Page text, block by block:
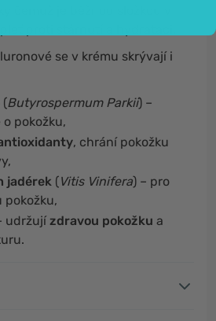
se v krému skrývají i
(Butyrospermum Parkii) –
pokožku,
, chrání pokožku
jadérek (Vitis Vinifera) – pro
pokožku,
udržujízdravou pokožku a